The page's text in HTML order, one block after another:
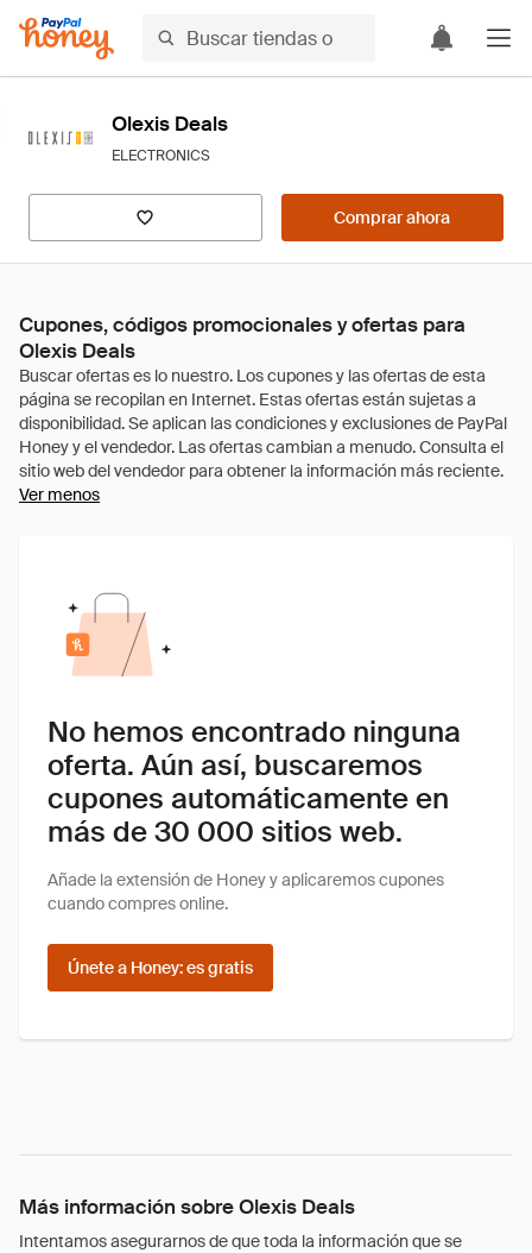
Olexis Deals
ELECTRONICS
Comprar ahora
Cupones, códigos promocionales y ofertas para
Olexis Deals
Ver menos
No hemos encontrado ninguna
oferta. Aún así, buscaremos
cupones automáticamente en
más de 30 000 sitios web.
Añade la extensión de Honey y aplicaremos cupones
cuando compres online.
Únete a Honey: es gratis
Más información sobre Olexis Deals
Intentamos asegurarnos de que toda la información que se